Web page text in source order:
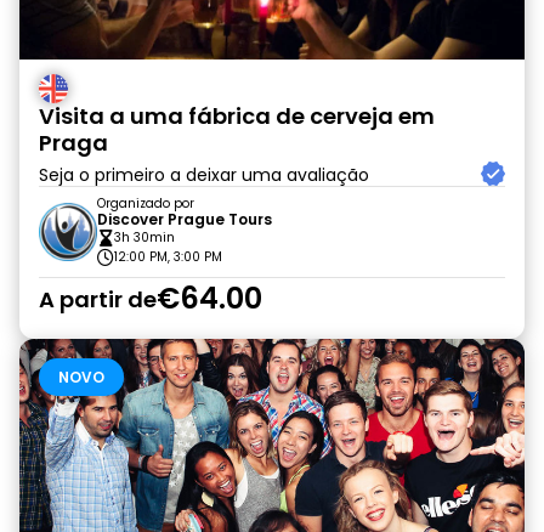
Visita a uma fábrica de cerveja em
Praga
Seja o primeiro a deixar uma avaliação
Organizado por
Discover Prague Tours
3h 30min
12:00 PM, 3:00 PM
A partir de€64.00
NOVO